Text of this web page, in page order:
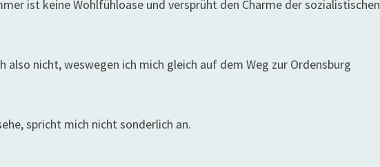
ist keine Wohlfühloase und versprüht den Charme der sozialistischen
also nicht, weswegen ich mich gleich auf dem Weg zur Ordensburg
spricht mich nicht sonderlich an.